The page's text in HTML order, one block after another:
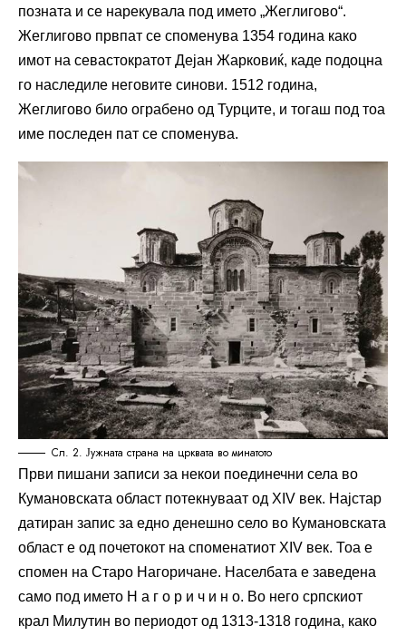
позната и се нарекувала под името „Жеглигово“.
Жеглигово првпат се споменува 1354 година како
имот на севастократот Дејан Жарковиќ, каде подоцна
го наследиле неговите синови. 1512 година,
Жеглигово било ограбено од Турците, и тогаш под тоа
име последен пат се споменува.
Сл. 2. Јужната страна на црквата во минатото
Први пишани записи за некои поединечни села во
Кумановската област потекнуваат од XIV век. Најстар
датиран запис за едно денешно село во Кумановската
област е од почетокот на споменатиот XIV век. Тоа е
спомен на Старо Нагоричане. Населбата е заведена
само под името Н а г о р и ч и н о. Во него српскиот
крал Милутин во периодот од 1313-1318 година, како